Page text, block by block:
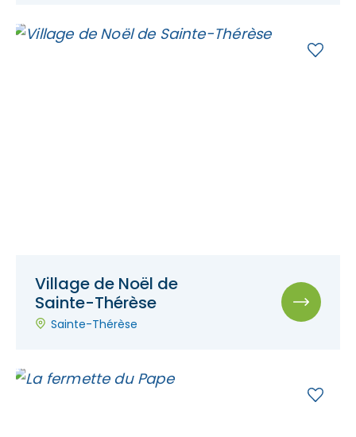
Village de Noël de
Sainte-Thérèse
Sainte-Thérèse